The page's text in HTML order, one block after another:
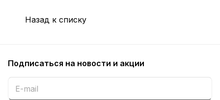
Назад к списку
Подписаться на новости и акции